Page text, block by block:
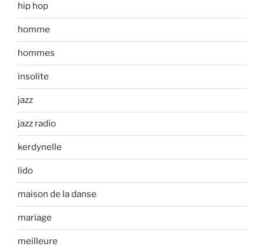
hip hop
homme
hommes
insolite
jazz
jazz radio
kerdynelle
lido
maison de la danse
mariage
meilleure